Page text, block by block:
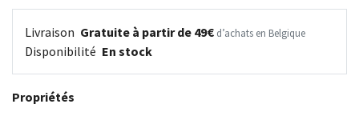
Livraison Gratuite à partir de 49€ d’achats en Belgique
Disponibilité En stock
Propriétés